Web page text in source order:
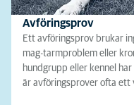
Avföringsprov
Ett avföringsprov brukar
mag-tarmproblem eller
hundgrupp eller kennel
är avföringsprover ofta